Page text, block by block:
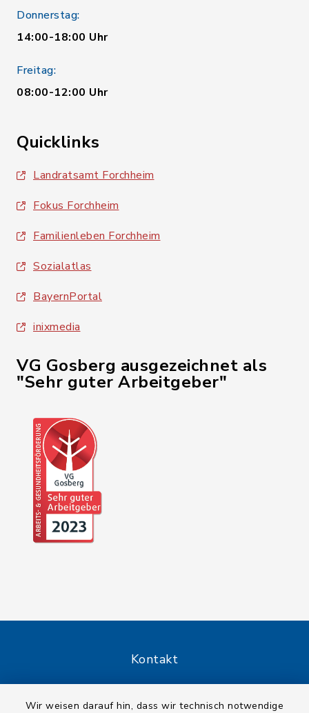
Wir weisen darauf hin, dass wir technisch notwendige
Donnerstag:
14:00-18:00 Uhr
Freitag:
08:00-12:00 Uhr
Quicklinks
Landratsamt Forchheim
Fokus Forchheim
Familienleben Forchheim
Sozialatlas
BayernPortal
inixmedia
VG Gosberg ausgezeichnet als
"Sehr guter Arbeitgeber"
Kontakt